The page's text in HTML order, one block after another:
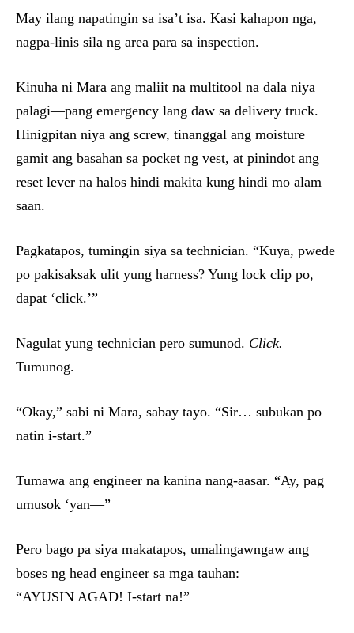
May ilang napatingin sa isa’t isa. Kasi kahapon nga,
nagpa-linis sila ng area para sa inspection.
Kinuha ni Mara ang maliit na multitool na dala niya
palagi—pang emergency lang daw sa delivery truck.
Hinigpitan niya ang screw, tinanggal ang moisture
gamit ang basahan sa pocket ng vest, at pinindot ang
reset lever na halos hindi makita kung hindi mo alam
saan.
Pagkatapos, tumingin siya sa technician. “Kuya, pwede
po pakisaksak ulit yung harness? Yung lock clip po,
dapat ‘click.’”
Nagulat yung technician pero sumunod. Click.
Tumunog.
“Okay,” sabi ni Mara, sabay tayo. “Sir… subukan po
natin i-start.”
Tumawa ang engineer na kanina nang-aasar. “Ay, pag
umusok ‘yan—”
Pero bago pa siya makatapos, umalingawngaw ang
boses ng head engineer sa mga tauhan:
“AYUSIN AGAD! I-start na!”